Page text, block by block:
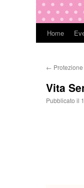
Vai
contenuto
Home
←
Vita
Pubblicato il